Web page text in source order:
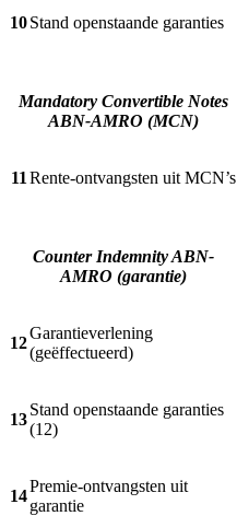
10Stand openstaande garanties
Mandatory Convertible Notes
ABN-AMRO (MCN)
11 Rente-ontvangsten uit MCN’s
Counter Indemnity ABN-
AMRO (garantie)
12
Garantieverlening
(geëffectueerd)
13
Stand openstaande garanties
(12)
14
Premie-ontvangsten uit
garantie